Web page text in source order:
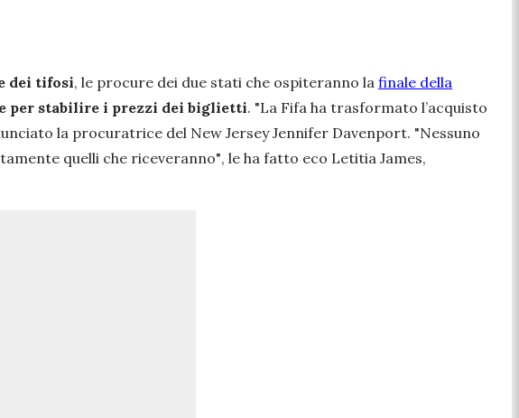
dei tifosi, le procure dei due stati che ospiteranno la finale della
per stabilire i prezzi dei biglietti. "La Fifa ha trasformato l’acquisto
la procuratrice del New Jersey Jennifer Davenport. "Nessuno
quelli che riceveranno", le ha fatto eco Letitia James,